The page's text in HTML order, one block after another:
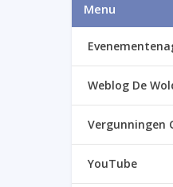
Menu
Weblog De
Vergunningen
YouTube